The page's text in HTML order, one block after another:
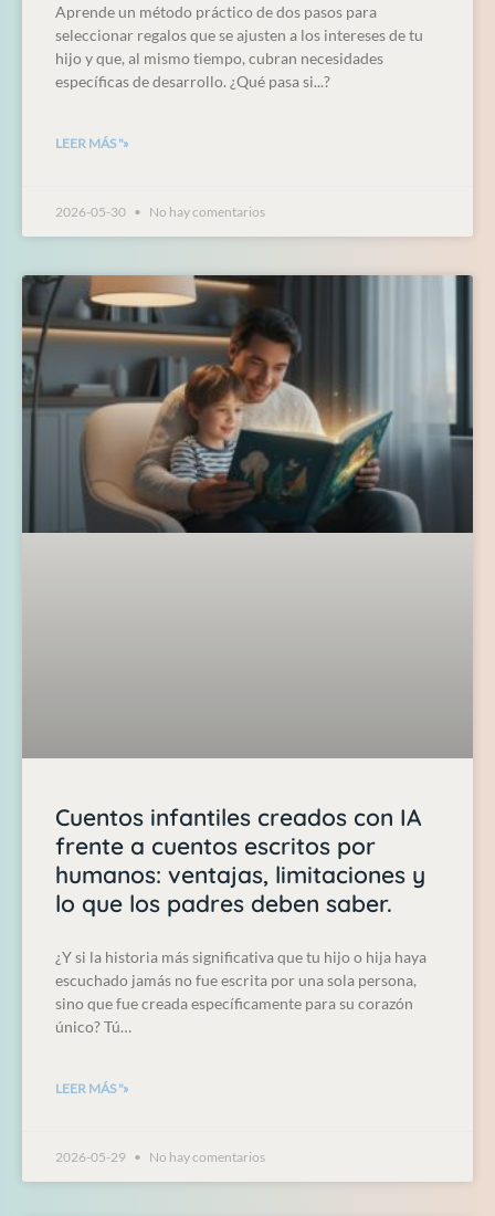
Aprende un método práctico de dos pasos para
seleccionar regalos que se ajusten a los intereses de tu
hijo y que, al mismo tiempo, cubran necesidades
específicas de desarrollo. ¿Qué pasa si...?
LEER MÁS "»
2026-05-30 No hay comentarios
Cuentos infantiles creados con IA
frente a cuentos escritos por
humanos: ventajas, limitaciones y
lo que los padres deben saber.
¿Y si la historia más significativa que tu hijo o hija haya
escuchado jamás no fue escrita por una sola persona,
sino que fue creada específicamente para su corazón
único? Tú…
LEER MÁS "»
2026-05-29 No hay comentarios